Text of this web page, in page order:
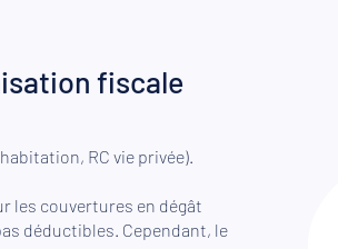
fiscale
RC vie privée).
les couvertures en dégât
déductibles. Cependant, le